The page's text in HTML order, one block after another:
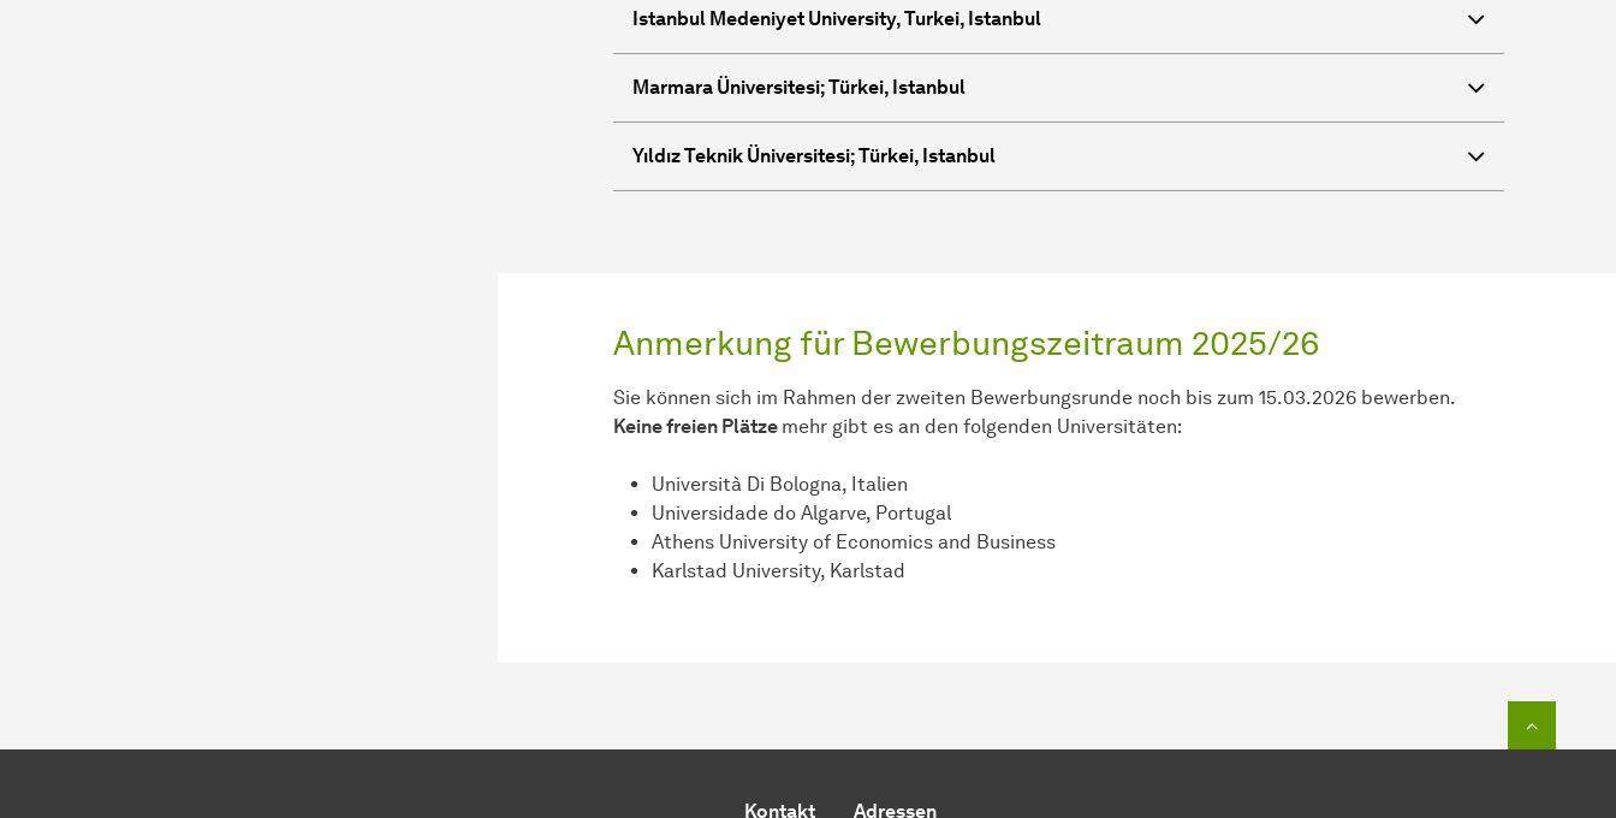
Istanbul Medeniyet University, Turkei, Istanbul
Marmara Üniversitesi; Türkei, Istanbul
Yıldız Teknik Üniversitesi; Türkei, Istanbul
Anmerkung für Bewerbungszeitraum 2025/26
Sie können sich im Rahmen der zweiten Bewerbungsrunde noch bis zum 15.03.2026 bewerben.
Keine freien Plätze mehr gibt es an den folgenden Universitäten:
Università Di Bologna, Italien
Universidade do Algarve, Portugal
Athens University of Economics and Business
Karlstad University, Karlstad
Kontakt Adressen